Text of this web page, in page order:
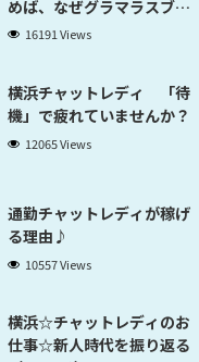
めば、なぜグラマラスブラ
ンド横浜だと稼げるのかが
16191 Views
横浜チャットレディ 「待
機」で疲れていませんか？
12065 Views
通勤チャットレディが稼げ
る理由♪
10557 Views
横浜☆チャットレディのお
仕事☆新人時代を振り返る